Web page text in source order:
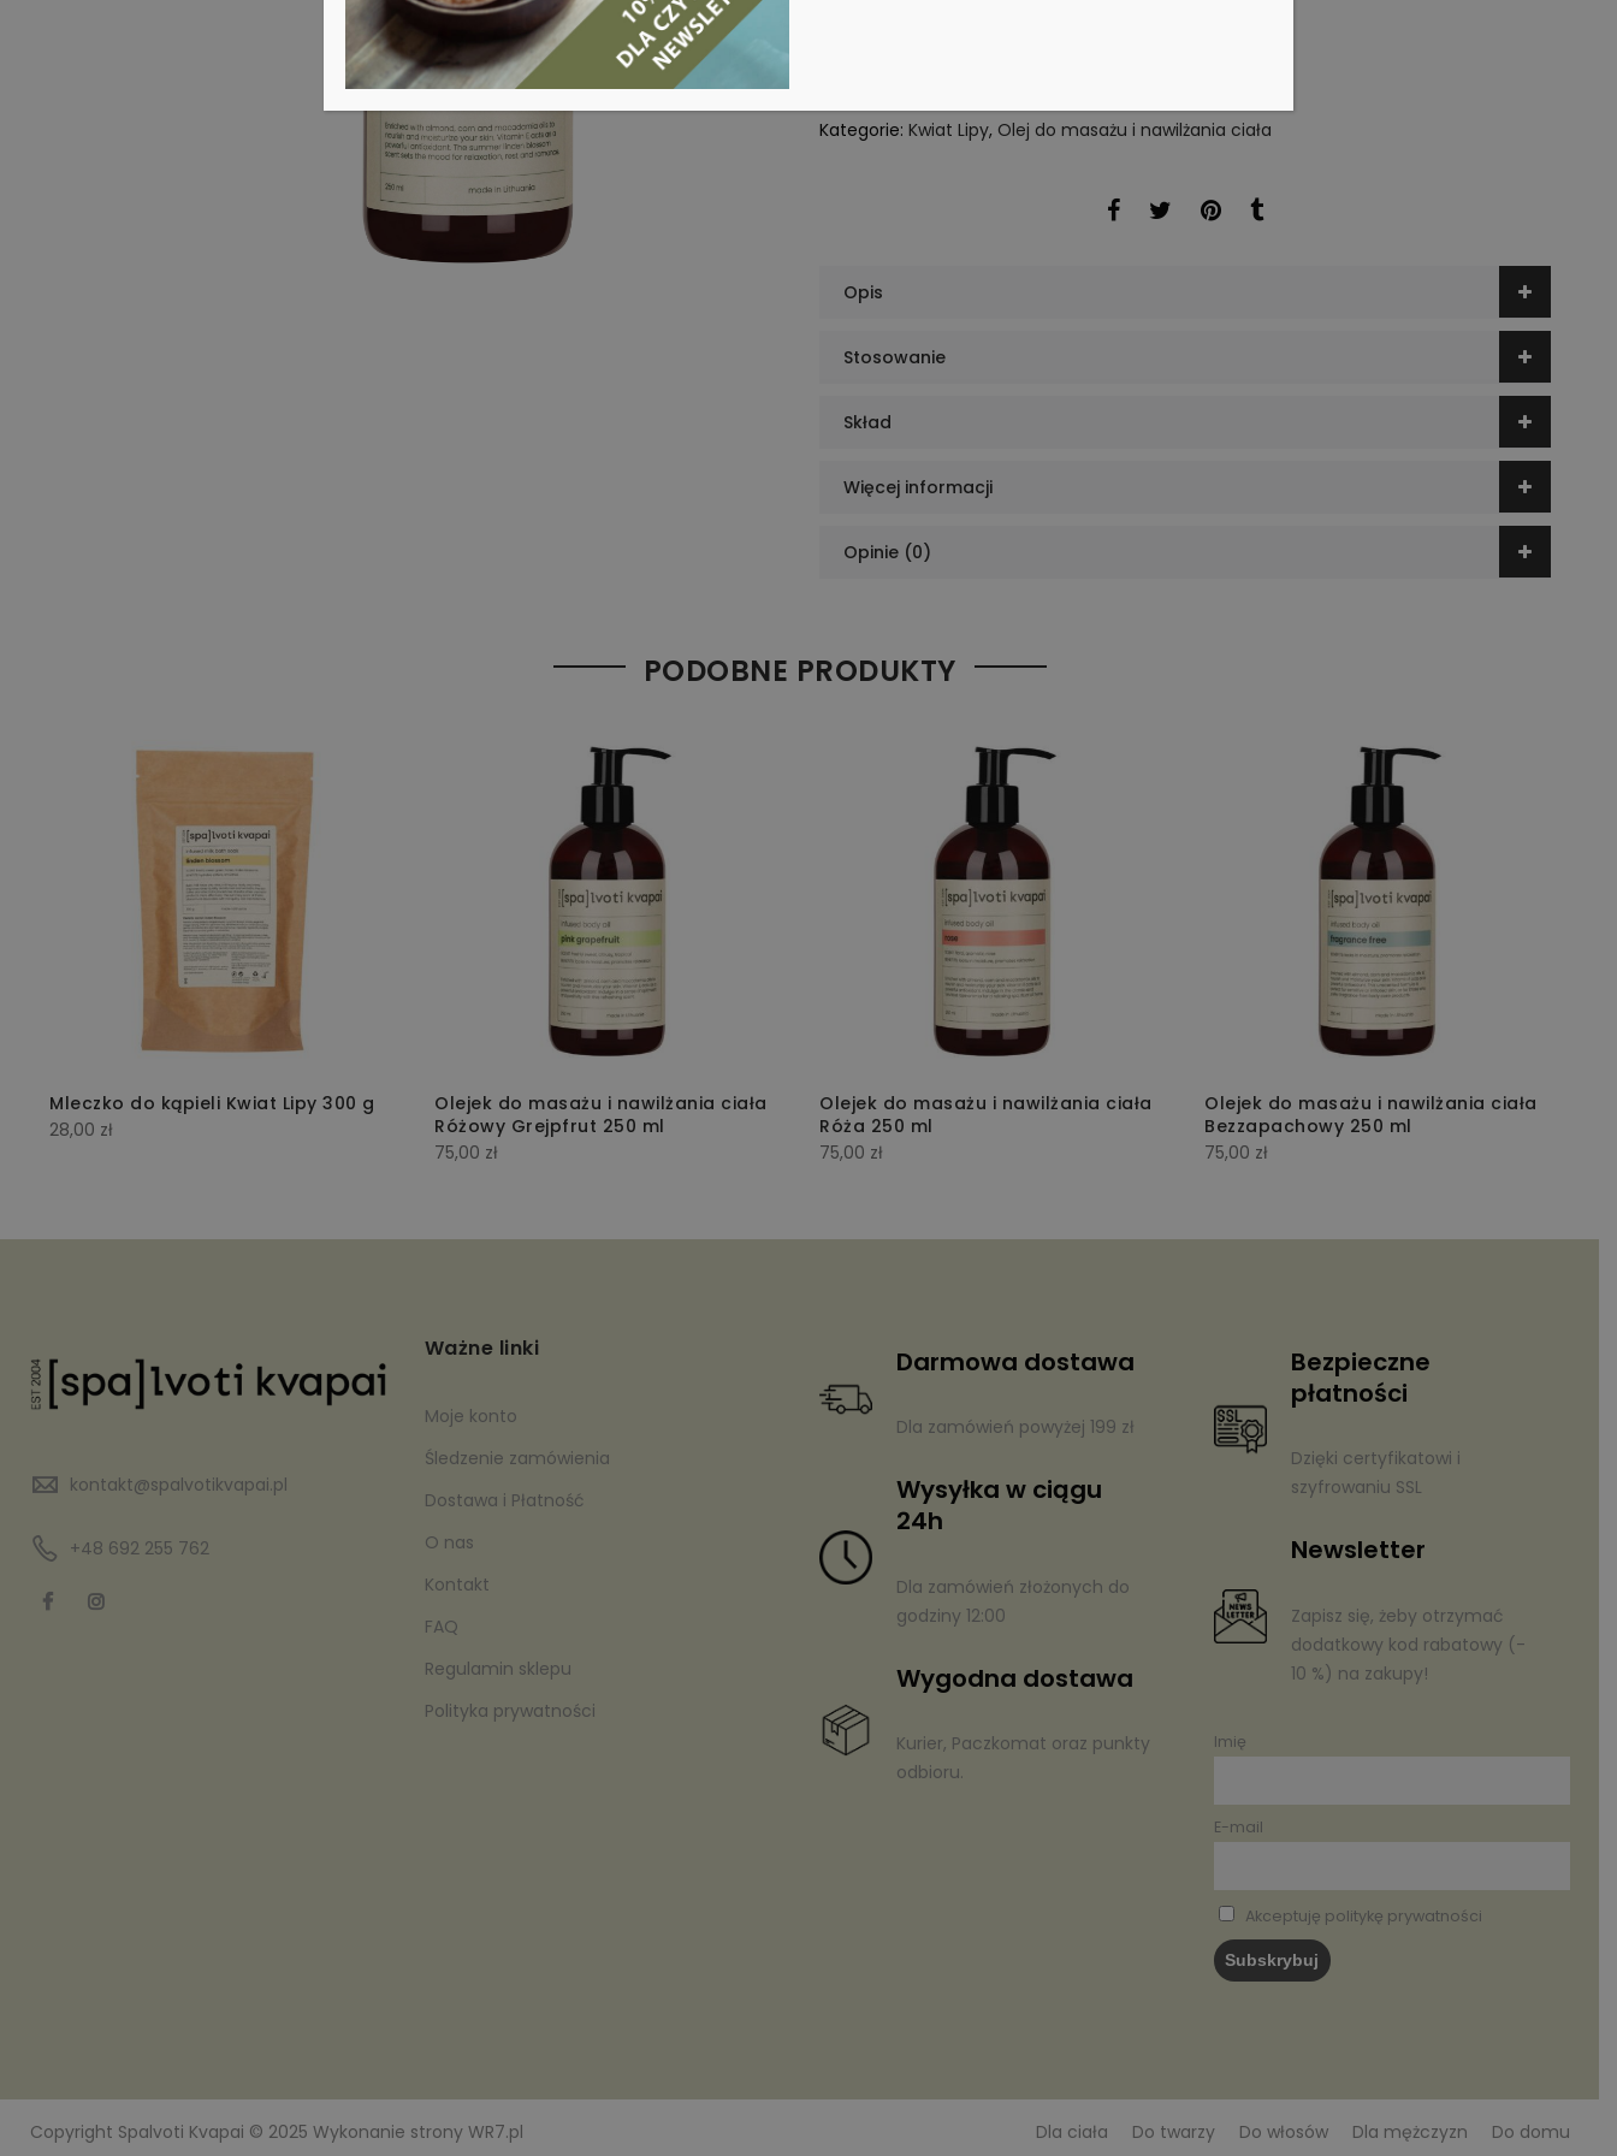
Kategorie: Kwiat Lipy, Olej do masażu i nawilżania ciała
Opis
Stosowanie
Skład
Więcej informacji
Opinie (0)
PODOBNE PRODUKTY
Mleczko do kąpieli Kwiat Lipy 300 g
28,00 zł
Olejek do masażu i nawilżania ciała
Różowy Grejpfrut 250 ml
75,00 zł
Olejek do masażu i nawilżania ciała
Róża 250 ml
75,00 zł
Olejek do masażu i nawilżania ciała
Bezzapachowy 250 ml
75,00 zł
kontakt@spalvotikvapai.pl
+48 692 255 762
Ważne linki
Moje konto
Śledzenie zamówienia
Dostawa i Płatność
O nas
Kontakt
FAQ
Regulamin sklepu
Polityka prywatności
Darmowa dostawa
Dla zamówień powyżej 199 zł
Wysyłka w ciągu
24h
Dla zamówień złożonych do
godziny 12:00
Wygodna dostawa
Kurier, Paczkomat oraz punkty
odbioru.
Bezpieczne
płatności
Dzięki certyfikatowi i
szyfrowaniu SSL
Newsletter
Zapisz się, żeby otrzymać
dodatkowy kod rabatowy (-
10 %) na zakupy!
Imię
E-mail
Akceptuję politykę prywatności
Copyright Spalvoti Kvapai © 2025 Wykonanie strony WR7.pl Dla ciała Do twarzy Do włosów Dla mężczyzn Do domu